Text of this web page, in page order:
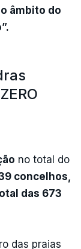
âmbito do
no total do
concelhos,
das 673
das praias